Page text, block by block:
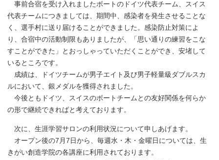
事前合宿を受け入れましたボートのドイツ代表チーム、スイス
代表チームにつきましては、期間中、感染者を発生させることな
く、選手村に送り届けることができました。感染防止対策によ
り、合宿中の活動制限もありましたが、「思い通りの練習をこな
すことができた」とおっしゃっていただくことができ、安堵して
いるところです。
成績は、ドイツチームが男子エイト及び男子軽量級ダブルスカ
ルにおいて、銀メダルを獲得されました。
今後ともドイツ、スイスのボートチームとの友好関係を何らか
の形で継続できればと考えております。
次に、生涯学習サロンの利用状況について申しあげます。
オープン後の7月7日から、毎週水・木・金曜日については、生
きがい創造学院の各講座に利用されております。